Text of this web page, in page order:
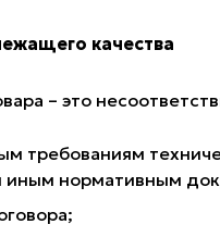
качества
– это
требованиям
иным нормативным